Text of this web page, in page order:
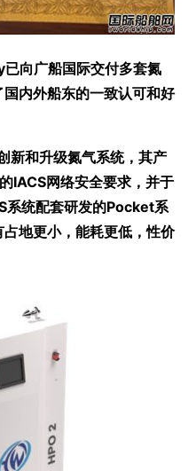
向广船国际交付多套氮
内外船东的一致认可和好
和升级氮气系统，其产
IACS网络安全要求，并于
系统配套研发的Pocket系
地更小，能耗更低，性价